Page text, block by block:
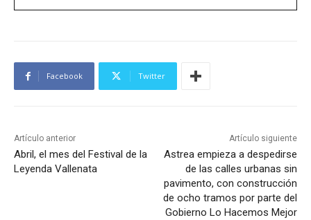
Facebook Twitter
Artículo anterior
Abril, el mes del Festival de la
Leyenda Vallenata
Artículo siguiente
Astrea empieza a despedirse
de las calles urbanas sin
pavimento, con construcción
de ocho tramos por parte del
Gobierno Lo Hacemos Mejor